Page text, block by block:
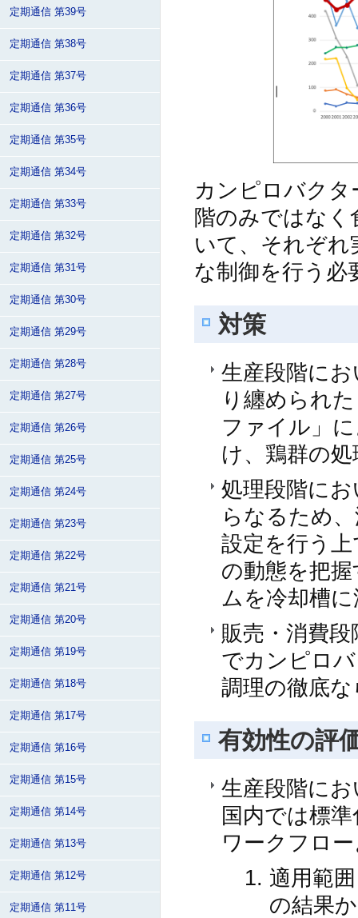
カンピロバク
階のみではなく
いて、それぞれ
な制御を行う必
対策
生産段階に
り纏められ
ファイル」
け、鶏群の
処理段階に
らなるため
設定を行う
の動態を把
ムを冷却槽
販売・消費
でカンピロ
調理の徹底
有効性の評
生産段階に
国内では標
ワークフロ
適用範
の結果
定期通信 第39号
定期通信 第38号
定期通信 第37号
定期通信 第36号
定期通信 第35号
定期通信 第34号
定期通信 第33号
定期通信 第32号
定期通信 第31号
定期通信 第30号
定期通信 第29号
定期通信 第28号
定期通信 第27号
定期通信 第26号
定期通信 第25号
定期通信 第24号
定期通信 第23号
定期通信 第22号
定期通信 第21号
定期通信 第20号
定期通信 第19号
定期通信 第18号
定期通信 第17号
定期通信 第16号
定期通信 第15号
定期通信 第14号
定期通信 第13号
定期通信 第12号
定期通信 第11号